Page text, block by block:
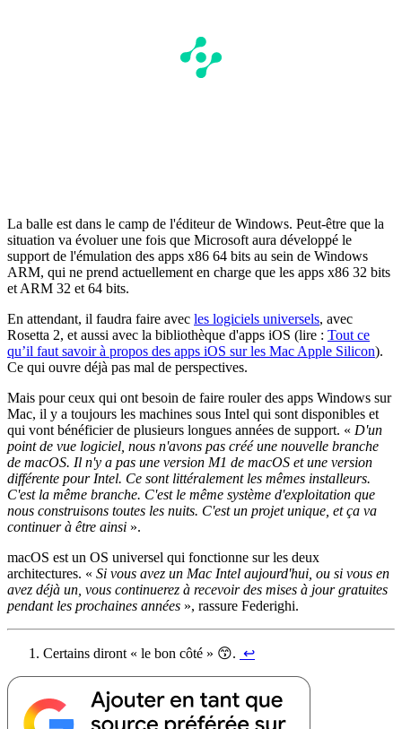
La balle est dans le camp de l'éditeur de Windows. Peut-être que la
situation va évoluer une fois que Microsoft aura développé le
support de l'émulation des apps x86 64 bits au sein de Windows
ARM, qui ne prend actuellement en charge que les apps x86 32 bits
et ARM 32 et 64 bits.
En attendant, il faudra faire avec les logiciels universels, avec
Rosetta 2, et aussi avec la bibliothèque d'apps iOS (lire : Tout ce
qu’il faut savoir à propos des apps iOS sur les Mac Apple Silicon).
Ce qui ouvre déjà pas mal de perspectives.
Mais pour ceux qui ont besoin de faire rouler des apps Windows sur
Mac, il y a toujours les machines sous Intel qui sont disponibles et
qui vont bénéficier de plusieurs longues années de support. « D'un
point de vue logiciel, nous n'avons pas créé une nouvelle branche
de macOS. Il n'y a pas une version M1 de macOS et une version
différente pour Intel. Ce sont littéralement les mêmes installeurs.
C'est la même branche. C'est le même système d'exploitation que
nous construisons toutes les nuits. C'est un projet unique, et ça va
continuer à être ainsi ».
macOS est un OS universel qui fonctionne sur les deux
architectures. « Si vous avez un Mac Intel aujourd'hui, ou si vous en
avez déjà un, vous continuerez à recevoir des mises à jour gratuites
pendant les prochaines années », rassure Federighi.
Certains diront « le bon côté » 😙. ↩︎